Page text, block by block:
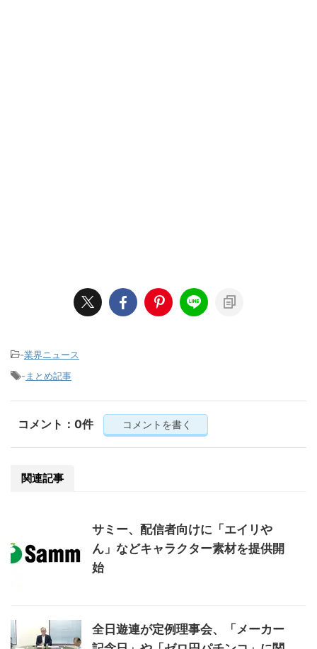
-業界ニュース
- まとめ記事
コメント：0件 コメントを書く
関連記事
サミー、配信者向けに「エイリや
ん」などキャラクター素材を提供開
始
全日遊連が定例理事会、「メーカー